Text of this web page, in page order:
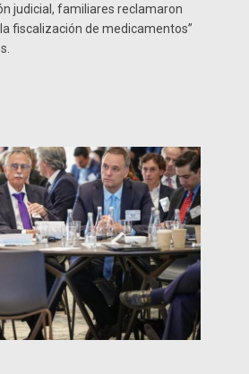
judicial, familiares reclamaron
fiscalización de medicamentos”